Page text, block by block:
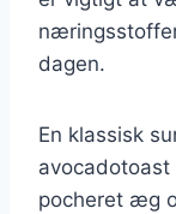
dagen.
En klassisk
pocheret æg